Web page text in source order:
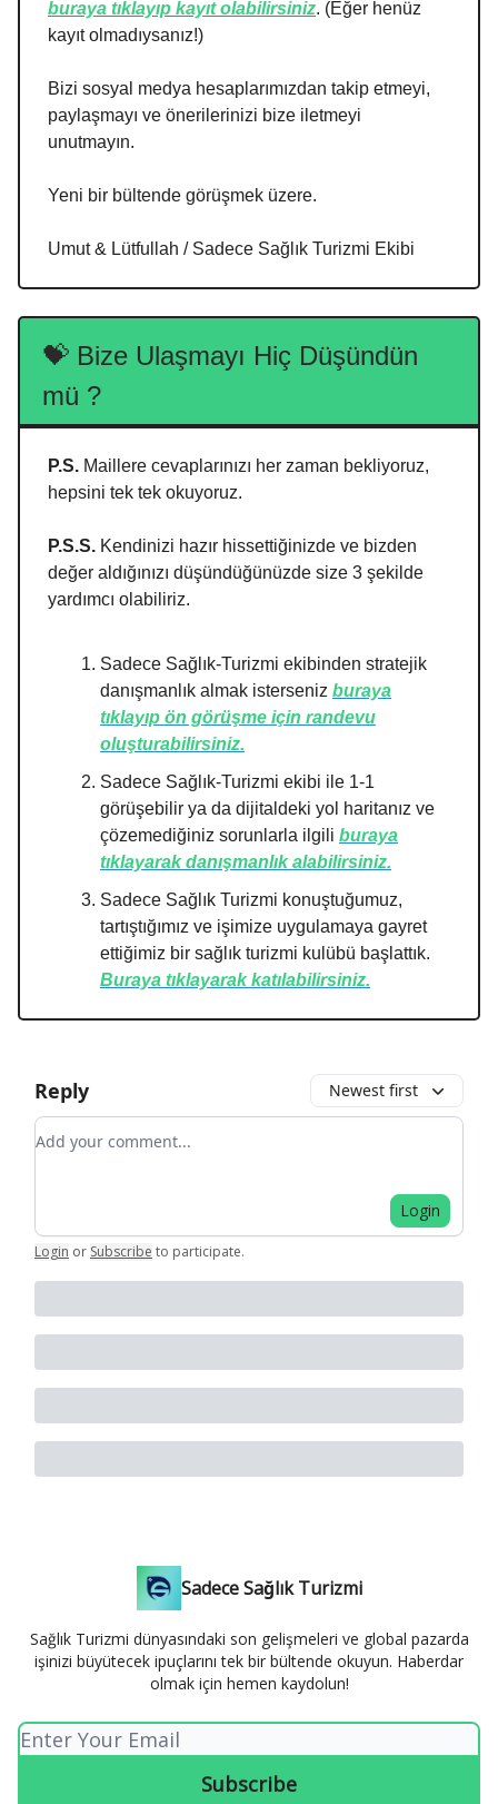
buraya tıklayıp kayıt olabilirsiniz. (Eğer henüz
kayıt olmadıysanız!)
Bizi sosyal medya hesaplarımızdan takip etmeyi,
paylaşmayı ve önerilerinizi bize iletmeyi
unutmayın.
Yeni bir bültende görüşmek üzere.
Umut & Lütfullah / Sadece Sağlık Turizmi Ekibi
💝 Bize Ulaşmayı Hiç Düşündün
mü ?
P.S. Maillere cevaplarınızı her zaman bekliyoruz,
hepsini tek tek okuyoruz.
P.S.S. Kendinizi hazır hissettiğinizde ve bizden
değer aldığınızı düşündüğünüzde size 3 şekilde
yardımcı olabiliriz.
Sadece Sağlık-Turizmi ekibinden stratejik
danışmanlık almak isterseniz buraya
tıklayıp ön görüşme için randevu
oluşturabilirsiniz.
Sadece Sağlık-Turizmi ekibi ile 1-1
görüşebilir ya da dijitaldeki yol haritanız ve
çözemediğiniz sorunlarla ilgili buraya
tıklayarak danışmanlık alabilirsiniz.
Sadece Sağlık Turizmi konuştuğumuz,
tartıştığımız ve işimize uygulamaya gayret
ettiğimiz bir sağlık turizmi kulübü başlattık.
Buraya tıklayarak katılabilirsiniz.
Reply Newest first
Add your comment
Login
Login or Subscribe to participate.
Sadece Sağlık Turizmi
Sağlık Turizmi dünyasındaki son gelişmeleri ve global pazarda
işinizi büyütecek ipuçlarını tek bir bültende okuyun. Haberdar
olmak için hemen kaydolun!